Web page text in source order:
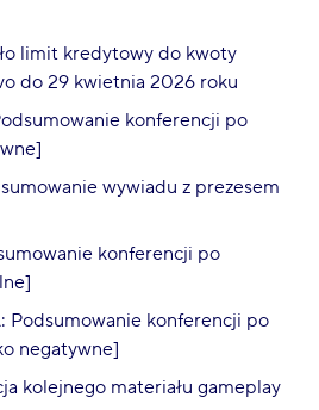
limit kredytowy do kwoty
do 29 kwietnia 2026 roku
konferencji po
wywiadu z prezesem
konferencji po
Podsumowanie konferencji po
negatywne]
kolejnego materiału gameplay